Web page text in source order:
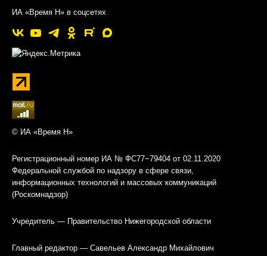
ИА «Время Н» в соцсетях
© ИА «Время Н»
Регистрационный номер ИА № ФС77−79404 от 02.11.2020
Федеральной службой по надзору в сфере связи,
информационных технологий и массовых коммуникаций
(Роскомнадзор)
Учредитель — Правительство Нижегородской области
Главный редактор — Савельев Александр Михайлович